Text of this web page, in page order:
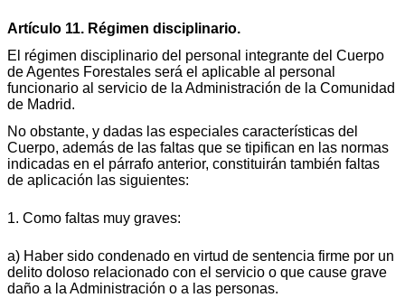
Artículo 11. Régimen disciplinario.
El régimen disciplinario del personal integrante del Cuerpo
de Agentes Forestales será el aplicable al personal
funcionario al servicio de la Administración de la Comunidad
de Madrid.
No obstante, y dadas las especiales características del
Cuerpo, además de las faltas que se tipifican en las normas
indicadas en el párrafo anterior, constituirán también faltas
de aplicación las siguientes:
1. Como faltas muy graves:
a) Haber sido condenado en virtud de sentencia firme por un
delito doloso relacionado con el servicio o que cause grave
daño a la Administración o a las personas.